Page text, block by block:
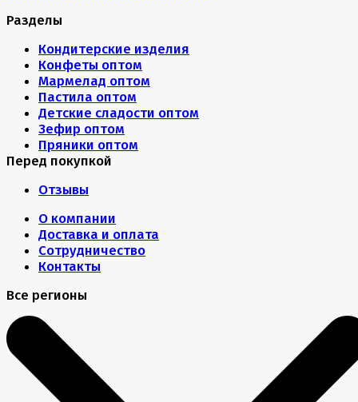
Разделы
Кондитерские изделия
Конфеты оптом
Мармелад оптом
Пастила оптом
Детские сладости оптом
Зефир оптом
Пряники оптом
Перед покупкой
Отзывы
О компании
Доставка и оплата
Сотрудничество
Контакты
Все регионы